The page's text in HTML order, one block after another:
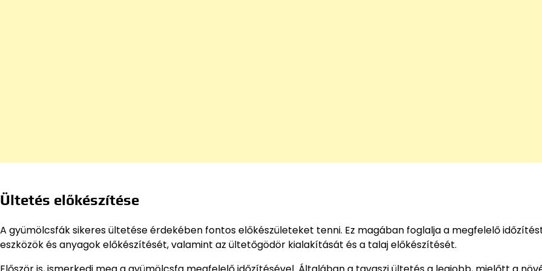
Ültetés előkészítése
A gyümölcsfák sikeres ültetése érdekében fontos előkészületeket tenni. Ez magában foglalja a megfelelő
eszközök és anyagok előkészítését, valamint az ültetőgödör kialakítását és a talaj előkészítését.